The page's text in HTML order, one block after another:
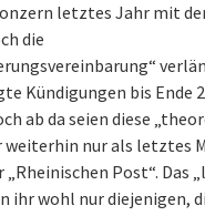
letztes Jahr mit
die
Kündigungen bis Ende
ab da seien diese
weiterhin nur als letztes
Post“. Das
ihr wohl nur diejenigen,